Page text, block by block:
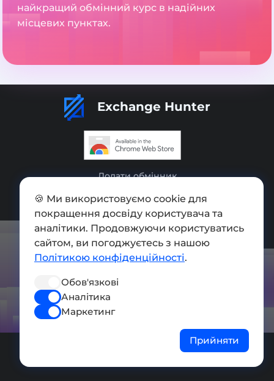
найкращий обмінний курс в надійних
місцевих пунктах.
Exchange Hunter
Додати обмінник
Мапа сайту
Press kit
Умови використання
Політика конфіденційності
СОЦ. МЕРЕЖІ
🍪 Ми використовуємо cookie для
покращення досвіду користувача та
аналітики. Продовжуючи користуватись
сайтом, ви погоджуєтесь з нашою
Політикою конфіденційності.
Обов'язкові
Аналітика
Маркетинг
Прийняти